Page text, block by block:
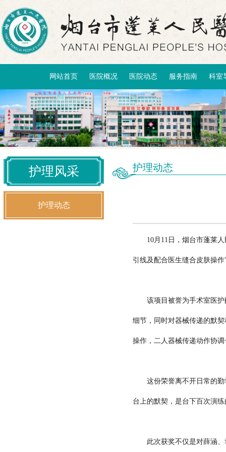
网站首页 医院概况 医院动态 服务指南 科室
护理风采
护理动态
护理动态
10月11日，烟台市蓬莱人
引线及配合医生缝合皮肤操
该项目被誉为手术室医护配
细节，同时对器械传递的默
操作，二人器械传递动作协
这份荣誉离不开日常的勤
台上的默契，是台下百次演练
此次获奖不仅是对薛涵、